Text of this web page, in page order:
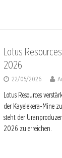
Lotus
2026
22/05/2026
Lotus Resources
der Kayelekera-Mine
steht der
2026 zu erreichen.